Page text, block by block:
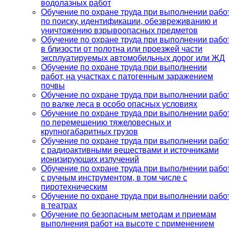
водолазных работ
Обучение по охране труда при выполнении
по поиску, идентификации, обезвреживанию и
уничтожению взрывоопасных предметов
Обучение по охране труда при выполнении
в близости от полотна или проезжей части
эксплуатируемых автомобильных дорог или ЖД
Обучение по охране труда при выполнении
работ, на участках с патогенным заражением
почвы
Обучение по охране труда при выполнении
по валке леса в особо опасных условиях
Обучение по охране труда при выполнении
по перемещению тяжеловесных и
крупногабаритных грузов
Обучение по охране труда при выполнении
с радиоактивными веществами и источниками
ионизирующих излучений
Обучение по охране труда при выполнении
с ручным инструментом, в том числе с
пиротехническим
Обучение по охране труда при выполнении
в театрах
Обучение по безопасным методам и приемам
выполнения работ на высоте с применением